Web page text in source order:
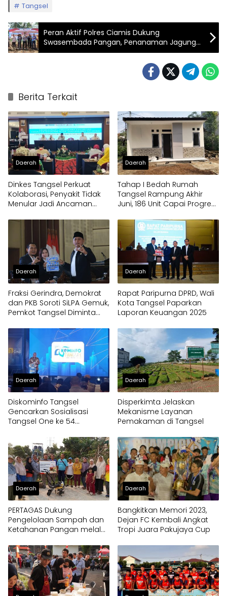
Tangsel
Peran Aktif Polres Ciamis Dukung
Swasembada Pangan, Penanaman Jagung
Serentak Digelar di Maleber
Berita Terkait
Daerah
Dinkes Tangsel Perkuat
Kolaborasi, Penyakit Tidak
Menular Jadi Ancaman
Daerah
Tahap I Bedah Rumah
Tangsel Rampung Akhir
Juni, 186 Unit Capai Progres
Daerah
Fraksi Gerindra, Demokrat
dan PKB Soroti SiLPA Gemuk,
Pemkot Tangsel Diminta
Daerah
Rapat Paripurna DPRD, Wali
Kota Tangsel Paparkan
Laporan Keuangan 2025
Daerah
Diskominfo Tangsel
Gencarkan Sosialisasi
Tangsel One ke 54
Daerah
Disperkimta Jelaskan
Mekanisme Layanan
Pemakaman di Tangsel
Daerah
PERTAGAS Dukung
Pengelolaan Sampah dan
Ketahanan Pangan melalui
Daerah
Bangkitkan Memori 2023,
Dejan FC Kembali Angkat
Tropi Juara Pakujaya Cup